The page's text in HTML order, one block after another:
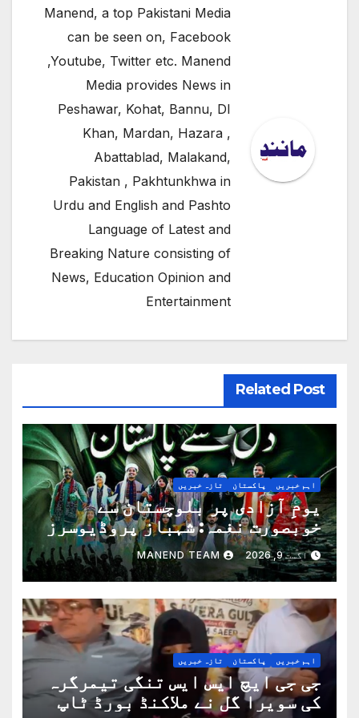
Manend, a top Pakistani Media
can be seen on, Facebook
,Youtube, Twitter etc. Manend
Media provides News in
Peshawar, Kohat, Bannu, DI
Khan, Mardan, Hazara ,
Abattablad, Malakand,
Pakistan , Pakhtunkhwa in
Urdu and English and Pashto
Language of Latest and
Breaking Nature consisting of
News, Education Opinion and
Entertainment
Related Post
اہم خبریں پاکستان تازہ خبریں
یومِ آزادی پر بلوچستان سے
خوبصورت نغمہ: شہباز پروڈیوسرز
کو خراجِ تحسین
اگست 9, 2026 MANEND TEAM
اہم خبریں پاکستان تازہ خبریں
جی جی ایچ ایس ایس تنگی تیمرگرہ
کی سویرا گل نے ملاکنڈ بورڈ ٹاپ